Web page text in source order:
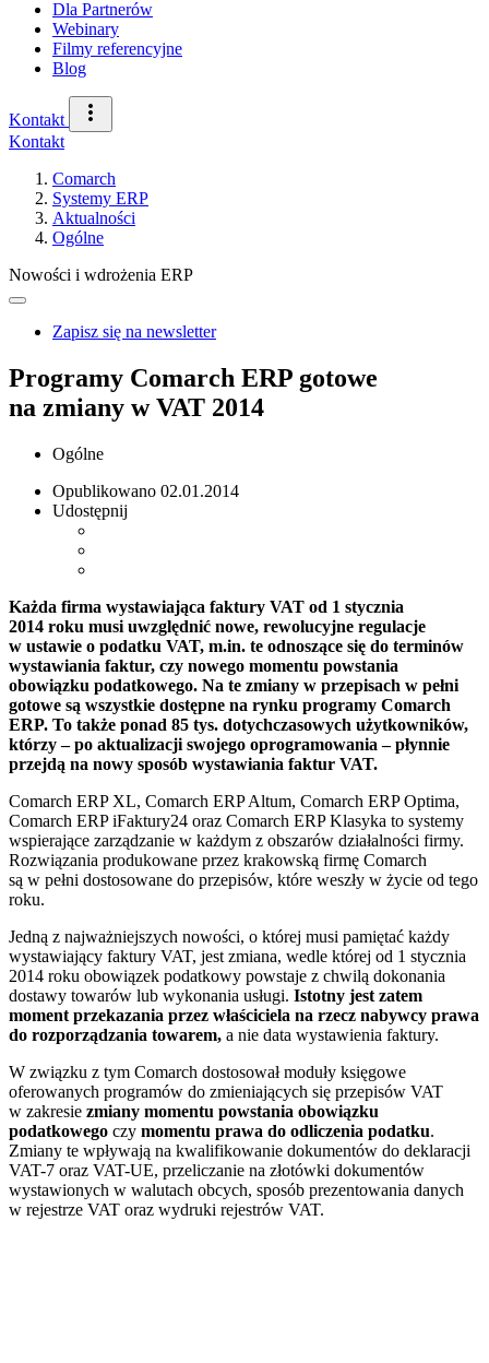
Dla Partnerów
Webinary
Filmy referencyjne
Blog
Kontakt
Kontakt
Comarch
Systemy ERP
Aktualności
Ogólne
Nowości i wdrożenia ERP
Zapisz się na newsletter
Programy Comarch ERP gotowe
na zmiany w VAT 2014
Ogólne
Opublikowano 02.01.2014
Udostępnij
Każda firma wystawiająca faktury VAT od 1 stycznia
2014 roku musi uwzględnić nowe, rewolucyjne regulacje
w ustawie o podatku VAT, m.in. te odnoszące się do terminów
wystawiania faktur, czy nowego momentu powstania
obowiązku podatkowego. Na te zmiany w przepisach w pełni
gotowe są wszystkie dostępne na rynku programy Comarch
ERP. To także ponad 85 tys. dotychczasowych użytkowników,
którzy – po aktualizacji swojego oprogramowania – płynnie
przejdą na nowy sposób wystawiania faktur VAT.
Comarch ERP XL, Comarch ERP Altum, Comarch ERP Optima,
Comarch ERP iFaktury24 oraz Comarch ERP Klasyka to systemy
wspierające zarządzanie w każdym z obszarów działalności firmy.
Rozwiązania produkowane przez krakowską firmę Comarch
są w pełni dostosowane do przepisów, które weszły w życie od tego
roku.
Jedną z najważniejszych nowości, o której musi pamiętać każdy
wystawiający faktury VAT, jest zmiana, wedle której od 1 stycznia
2014 roku obowiązek podatkowy powstaje z chwilą dokonania
dostawy towarów lub wykonania usługi. Istotny jest zatem
moment przekazania przez właściciela na rzecz nabywcy prawa
do rozporządzania towarem, a nie data wystawienia faktury.
W związku z tym Comarch dostosował moduły księgowe
oferowanych programów do zmieniających się przepisów VAT
w zakresie zmiany momentu powstania obowiązku
podatkowego czy momentu prawa do odliczenia podatku.
Zmiany te wpływają na kwalifikowanie dokumentów do deklaracji
VAT-7 oraz VAT-UE, przeliczanie na złotówki dokumentów
wystawionych w walutach obcych, sposób prezentowania danych
w rejestrze VAT oraz wydruki rejestrów VAT.